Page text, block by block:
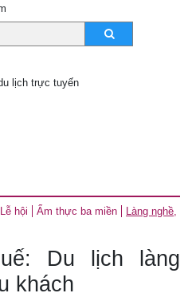
hội Ẩm thực ba miền
Làng nghề,
Du lịch làng
khách